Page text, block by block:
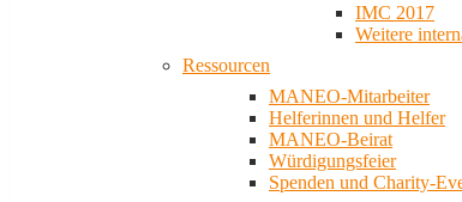
IMC 2017
Weitere
Ressourcen
MANEO-Mitarbeiter
Helferinnen und Helfer
MANEO-Beirat
Würdigungsfeier
Spenden und Charity-